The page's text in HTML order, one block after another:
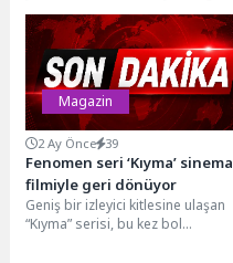
Golf’e Uluslararası Ödül
Yağdı
her temas noktasında istikrarlı
şekilde yeniden...
Magazin
2 Ay Önce 39
Fenomen seri ‘Kıyma’ sinema
filmiyle geri dönüyor
Geniş bir izleyici kitlesine ulaşan
“Kıyma” serisi, bu kez bol